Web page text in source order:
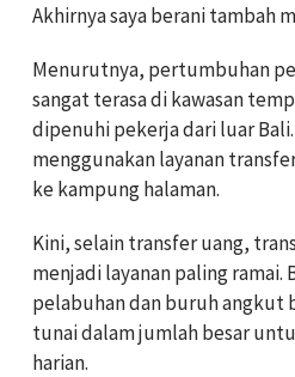
Akhirnya saya berani tambah
Menurutnya, pertumbuhan
sangat terasa di kawasan
dipenuhi pekerja dari luar
menggunakan layanan
ke kampung halaman.
Kini, selain transfer uang,
menjadi layanan paling ramai.
pelabuhan dan buruh angkut
tunai dalam jumlah besar
harian.